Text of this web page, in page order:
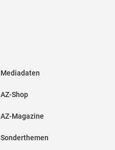
Mediadaten
AZ-Shop
AZ-Magazine
Sonderthemen